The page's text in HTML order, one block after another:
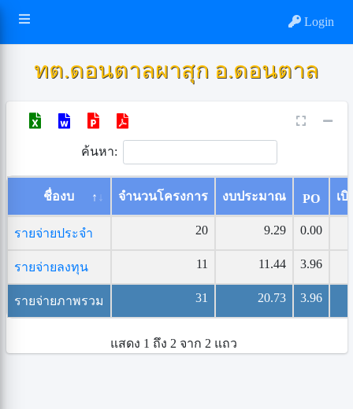
Login
ทต.ดอนตาลผาสุก อ.ดอนตาล
ค้นหา:
ชื่องบ จำนวนโครงการ งบประมาณ PO เบิ
รายจ่ายประจำ 20 9.29 0.00
รายจ่ายลงทุน 11 11.44 3.96
รายจ่ายภาพรวม 31 20.73 3.96
แสดง 1 ถึง 2 จาก 2 แถว